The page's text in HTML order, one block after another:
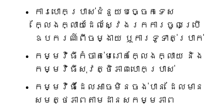
ការបោកប្រាស់ជំនួយបច្ចេកទេស
ក្លែងក្លាយដែលស្វែងរកការចូលប្រើ
ឧបករណ៍ពីចម្ងាយ ឬការទូទាត់ប្រាក់
កម្មវិធីកំចាត់មេរោគក្លែងក្លាយ និង
កម្មវិធីសុវត្ថិភាពបោកប្រាស់
កម្មវិធីដែលអាចមិនចង់បាន ដែលមាន
សមត្ថភាពតាមដានសកម្មភាព